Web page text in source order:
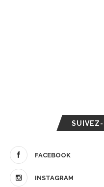
FACEBOOK
INSTAGRAM